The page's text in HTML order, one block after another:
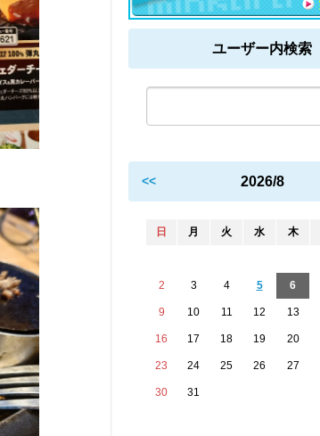
ユーザー内検索
<< 2026/8
日 月 火 水 木
2 3 4 5 6
9 10 11 12 13
16 17 18 19 20
23 24 25 26 27
30 31